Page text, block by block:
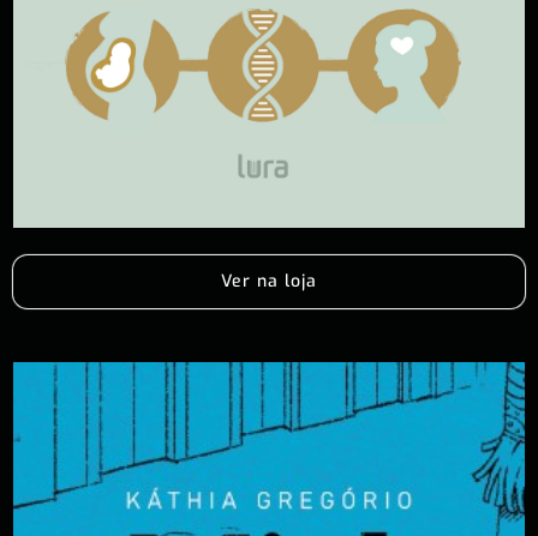
Ver na loja